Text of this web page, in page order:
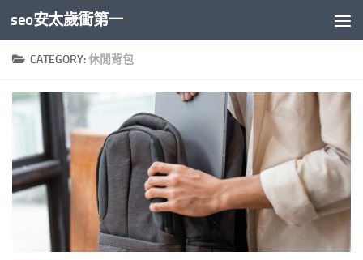
Skip to content
seo安太歲衝第一
CATEGORY:休閒背包